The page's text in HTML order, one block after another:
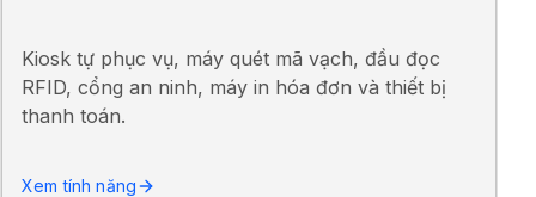
Kiosk tự phục vụ, máy quét mã vạch, đầu đọc
RFID, cổng an ninh, máy in hóa đơn và thiết bị
thanh toán.
Xem tính năng